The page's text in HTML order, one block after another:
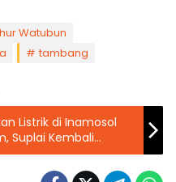
Watubun
tambang
Listrik di Inamosol
Suplai Kembali